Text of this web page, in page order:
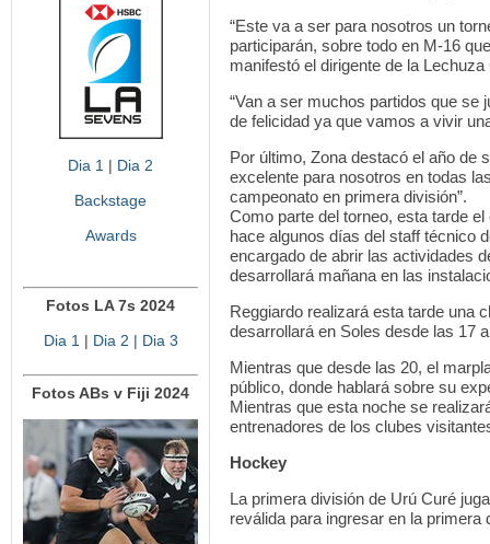
Dia 1 | Dia 2
Backstage
Awards
Fotos LA 7s 2024
Dia 1 | Dia 2 | Dia 3
Fotos ABs v Fiji 2024
“Este va a ser para nosotros un
participarán, sobre todo en M-16
manifestó el dirigente de la
“Van a ser muchos partidos que se
de felicidad ya que vamos a vivir
Por último, Zona destacó el año de
excelente para nosotros en todas
campeonato en primera división”.
Como parte del torneo, esta tarde
hace algunos días del staff técnico
encargado de abrir las actividades
desarrollará mañana en las
Reggiardo realizará esta tarde una
desarrollará en Soles desde las 17
Mientras que desde las 20, el
público, donde hablará sobre su
Mientras que esta noche se
entrenadores de los clubes
Hockey
La primera división de Urú Curé
reválida para ingresar en la